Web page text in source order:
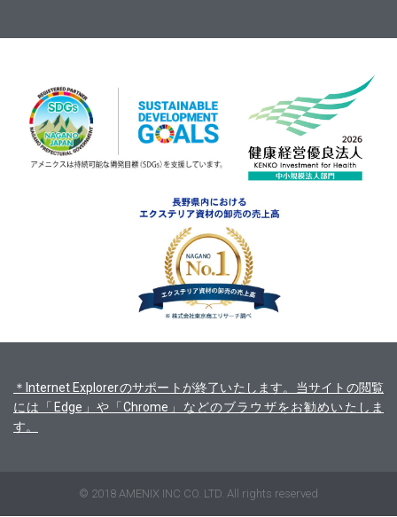
＊Internet Explorerのサポートが終了いたします。当サイトの閲覧
には「Edge」や「Chrome」などのブラウザをお勧めいたしま
す。
© 2018 AMENIX INC CO. LTD. All rights reserved